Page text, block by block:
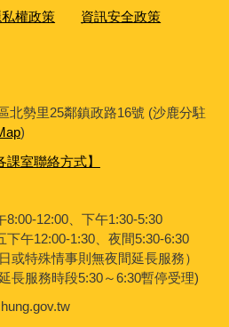
私權政策 資訊安全政策
北勢里25鄰鎮政路16號 (沙鹿分駐
)
課室聯絡方式】
12:00、下午1:30-5:30
午12:00-1:30、夜間5:30-6:30
或特殊情事則無夜間延長服務）
長服務時段5:30～6:30暫停受理)